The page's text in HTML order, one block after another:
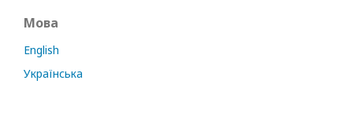
Мова
English
Українська